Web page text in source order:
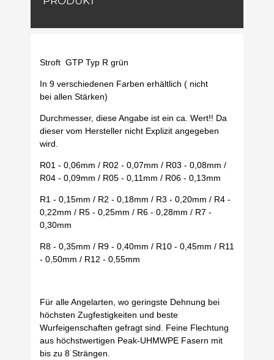
Stroft GTP Typ R grün
In 9 verschiedenen Farben erhältlich ( nicht
bei allen Stärken)
Durchmesser, diese Angabe ist ein ca. Wert!! Da
dieser vom Hersteller nicht Explizit angegeben
wird.
R01 - 0,06mm / R02 - 0,07mm / R03 - 0,08mm /
R04 - 0,09mm / R05 - 0,11mm / R06 - 0,13mm
R1 - 0,15mm / R2 - 0,18mm / R3 - 0,20mm / R4 -
0,22mm / R5 - 0,25mm / R6 - 0,28mm / R7 -
0,30mm
R8 - 0,35mm / R9 - 0,40mm / R10 - 0,45mm / R11
- 0,50mm / R12 - 0,55mm
Für alle Angelarten, wo geringste Dehnung bei
höchsten Zugfestigkeiten und beste
Wurfeigenschaften gefragt sind. Feine Flechtung
aus höchstwertigen Peak-UHMWPE Fasern mit
bis zu 8 Strängen.